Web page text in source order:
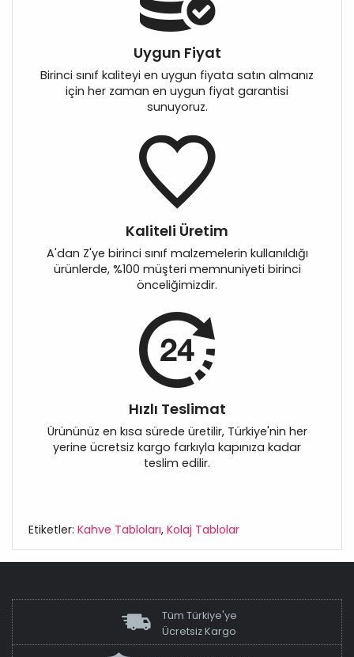
Uygun Fiyat
Birinci sınıf kaliteyi en uygun fiyata satın almanız
için her zaman en uygun fiyat garantisi
sunuyoruz.
Kaliteli Üretim
A'dan Z'ye birinci sınıf malzemelerin kullanıldığı
ürünlerde, %100 müşteri memnuniyeti birinci
önceliğimizdir.
Hızlı Teslimat
Ürününüz en kısa sürede üretilir, Türkiye'nin her
yerine ücretsiz kargo farkıyla kapınıza kadar
teslim edilir.
Etiketler: Kahve Tabloları, Kolaj Tablolar
Tüm Türkiye'ye
Ücretsiz Kargo